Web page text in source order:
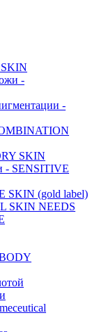
-
-
SKIN
- SENSITIVE
SKIN (gold label)
SKIN NEEDS